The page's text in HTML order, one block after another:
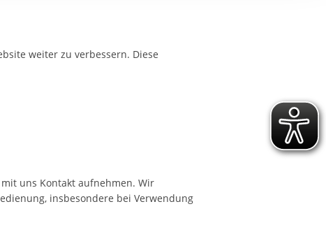
setzen wir
weiter zu verbessern. Diese
uns Kontakt aufnehmen. Wir
insbesondere bei Verwendung